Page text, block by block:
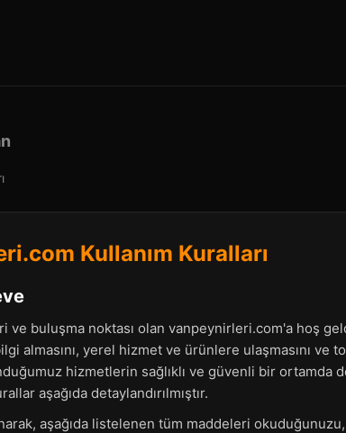
Kullanım Kuralları
ve buluşma noktası olan vanpeynirleri.com'a hoş
almasını, yerel hizmet ve ürünlere ulaşmasını ve
hizmetlerin sağlıklı ve güvenli bir ortamda
aşağıda detaylandırılmıştır.
aşağıda listelenen tüm maddeleri okuduğunuzu,